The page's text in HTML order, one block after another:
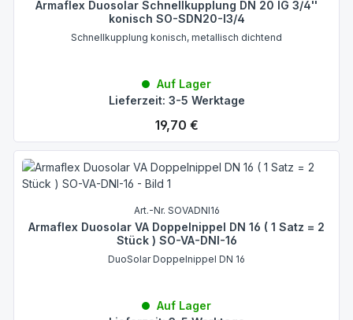
Armaflex Duosolar Schnellkupplung DN 20 IG 3/4''
konisch SO-SDN20-I3/4
Schnellkupplung konisch, metallisch dichtend
Auf Lager
Lieferzeit: 3-5 Werktage
Regulärer Preis:
19,70 €
Art.-Nr. SOVADNI16
Armaflex Duosolar VA Doppelnippel DN 16 ( 1 Satz = 2
Stück ) SO-VA-DNI-16
DuoSolar Doppelnippel DN 16
Auf Lager